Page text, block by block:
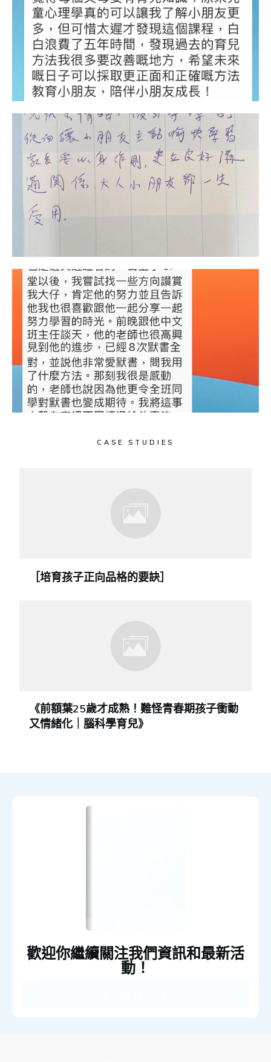
CASE STUDIES
［培育孩子正向品格的要訣］
《前額葉25歲才成熟！難怪青春期孩子衝動
又情緒化｜腦科學育兒》
歡迎你繼續關注我們資訊和最新活
動！